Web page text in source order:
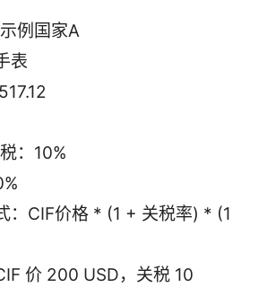
例国家A
表
：10%
：CIF价格 * (1 + 关税率) * (1
价 200 USD，关税 10